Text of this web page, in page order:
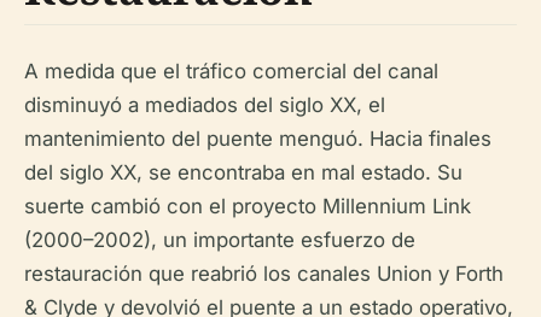
A medida que el tráfico comercial del canal
disminuyó a mediados del siglo XX, el
mantenimiento del puente menguó. Hacia finales
del siglo XX, se encontraba en mal estado. Su
suerte cambió con el proyecto Millennium Link
(2000–2002), un importante esfuerzo de
restauración que reabrió los canales Union y Forth
& Clyde y devolvió el puente a un estado operativo,